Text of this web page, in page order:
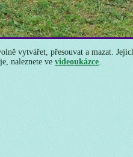
vytvářet, přesouvat a mazat.
naleznete ve videoukázce.
.